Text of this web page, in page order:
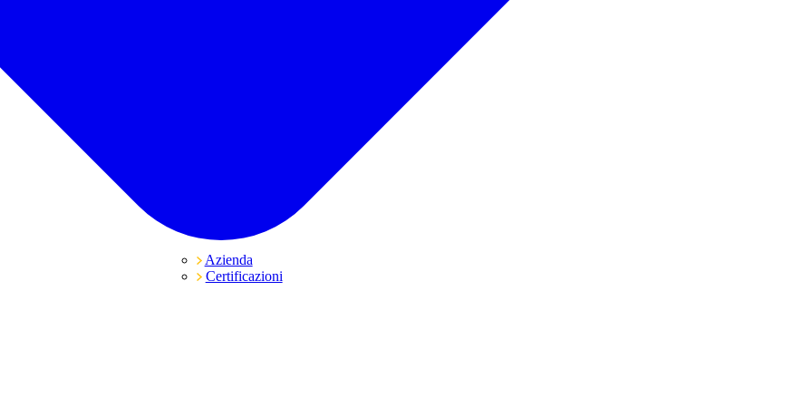
Azienda
Certificazioni